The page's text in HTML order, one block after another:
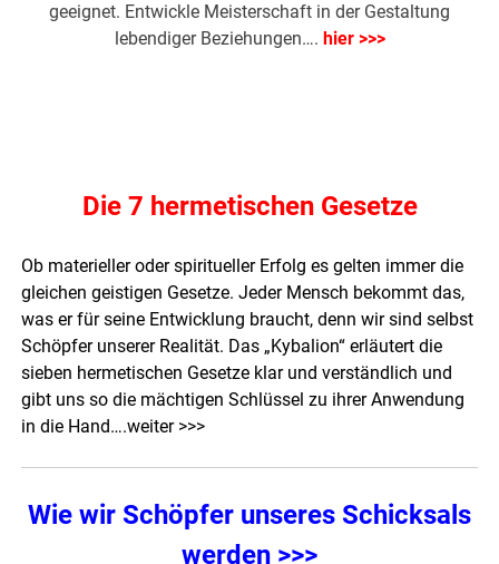
geeignet. Entwickle Meisterschaft in der Gestaltung
lebendiger Beziehungen…. hier >>>
Die 7 hermetischen Gesetze
Ob materieller oder spiritueller Erfolg es gelten immer die
gleichen geistigen Gesetze. Jeder Mensch bekommt das,
was er für seine Entwicklung braucht, denn wir sind selbst
Schöpfer unserer Realität. Das „Kybalion“ erläutert die
sieben hermetischen Gesetze klar und verständlich und
gibt uns so die mächtigen Schlüssel zu ihrer Anwendung
in die Hand….weiter >>>
Wie wir Schöpfer unseres Schicksals
werden >>>